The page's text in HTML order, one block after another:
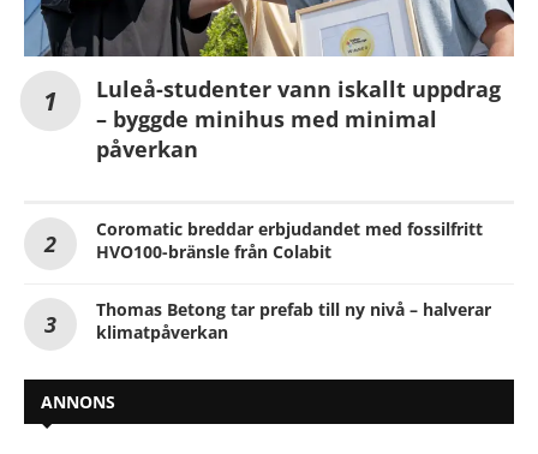
Luleå-studenter vann iskallt uppdrag
– byggde minihus med minimal
påverkan
Coromatic breddar erbjudandet med fossilfritt
HVO100-bränsle från Colabit
Thomas Betong tar prefab till ny nivå – halverar
klimatpåverkan
ANNONS